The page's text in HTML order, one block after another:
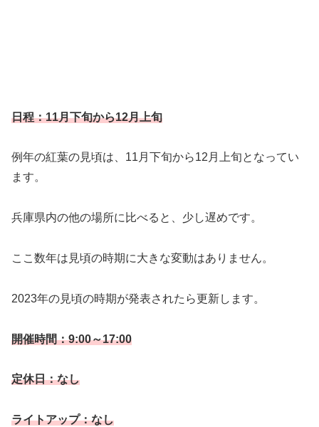
日程：11月下旬から12月上旬
例年の紅葉の見頃は、11月下旬から12月上旬となってい
ます。
兵庫県内の他の場所に比べると、少し遅めです。
ここ数年は見頃の時期に大きな変動はありません。
2023年の見頃の時期が発表されたら更新します。
開催時間：9:00～17:00
定休日：なし
ライトアップ：なし